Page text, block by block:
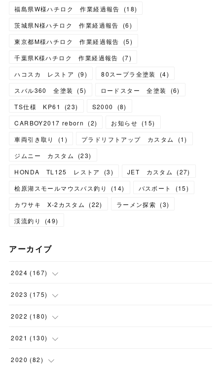
福島県W様ハチロク 作業経過報告
(18)
茨城県N様ハチロク 作業経過報告
(6)
東京都M様ハチロク 作業経過報告
(5)
千葉県K様ハチロク 作業経過報告
(7)
ハコスカ レストア
(9) 80スープラ全塗装 (4)
スバル360 全塗装
(5) ロードスター 全塗装 (6)
TS仕様 KP61
(23) S2000 (8)
CARBOY2017 reborn
(2) お知らせ (15)
車両引き取り
(1 ) プラドリフトアップ カスタム (1)
ジムニー カスタム
(23)
HONDA TL125 レストア
(3) JET カスタム (27)
桧原湖スモールマウスバス釣り
(14) バスボート (15)
カワサキ X-2カスタム
(22) ラーメン探索 (3)
渓流釣り
(49)
アーカイブ
2024 (167)
(11)
(24)
(23)
( 23
2023 (175)
(12)
(18)
(16
2022 (180)
(17)
(15
2021 (130)
(10
2020 (82)